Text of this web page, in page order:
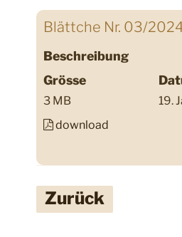
Blättche Nr. 03/
Beschreibung
Grösse
3 MB
19.
download
Zurück